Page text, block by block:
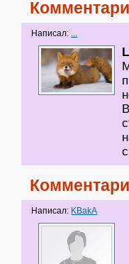
Написал: ...
Написал: KBakA